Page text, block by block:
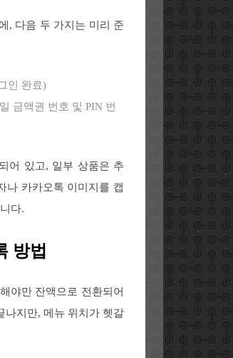
, 다음 두 가지는 미리 준
인 완료)
금액권 번호 및 PIN 번
어 있고, 일부 상품은 추
나 카카오톡 이미지를 캡
다.
방법
야만 잔액으로 전환되어
나지만, 메뉴 위치가 헷갈